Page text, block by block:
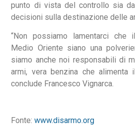
punto di vista del controllo sia
decisioni sulla destinazione delle
“Non possiamo lamentarci
Medio Oriente siano una
siamo anche noi responsabili di
armi, vera benzina che alimenta
conclude Francesco Vignarca.
Fonte:www.disarmo.org